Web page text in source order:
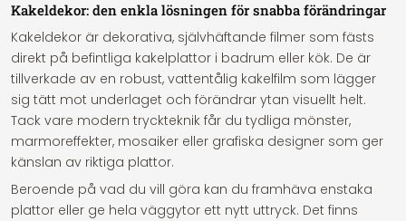
Kakeldekor: den enkla lösningen för snabba förändringar
Kakeldekor är dekorativa, självhäftande filmer som fästs
direkt på befintliga kakelplattor i badrum eller kök. De är
tillverkade av en robust, vattentålig kakelfilm som lägger
sig tätt mot underlaget och förändrar ytan visuellt helt.
Tack vare modern tryckteknik får du tydliga mönster,
marmoreffekter, mosaiker eller grafiska designer som ger
känslan av riktiga plattor.
Beroende på vad du vill göra kan du framhäva enstaka
plattor eller ge hela väggytor ett nytt uttryck. Det finns